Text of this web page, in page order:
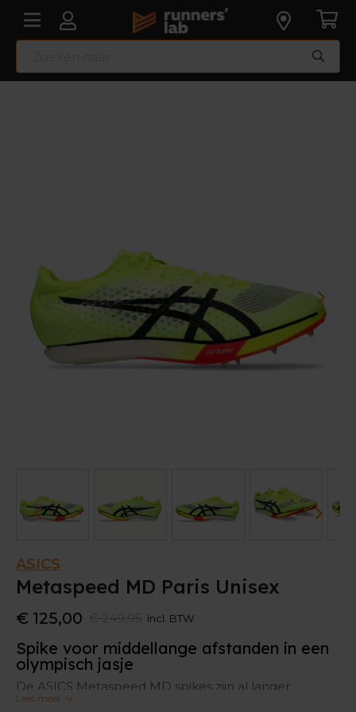
ASICS
Metaspeed MD Paris Unisex
€ 125,00 Incl. BTW
Spike voor middellange afstanden in een
olympisch jasje
De ASICS Metaspeed MD spikes zijn al langer
bekend bij de snelle sprinters. Deze middellange
Lees meer